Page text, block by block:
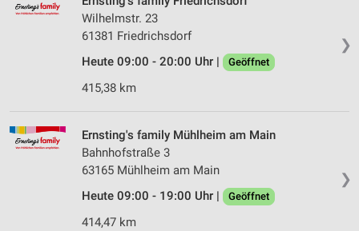
❯
Wilhelmstr. 23
61381 Friedrichsdorf
Heute 09:00 - 20:00 Uhr |
Geöffnet
415,38 km
❯
Ernsting's family Mühlheim am Main
Bahnhofstraße 3
63165 Mühlheim am Main
Heute 09:00 - 19:00 Uhr |
Geöffnet
414,47 km
Erstellung von Profilen zur Personalisierung
von Inhalten
Verwendung von Profilen zur Auswahl
Messung der Performance von Inhalten
Analyse von Zielgruppen durch Statistiken oder
Kombinationen von Daten aus verschiedenen